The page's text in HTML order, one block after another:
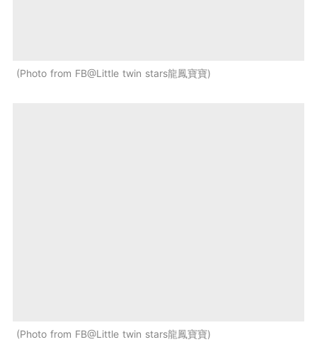
Photo from FB@Little twin stars龍鳳寶寶
Photo from FB@Little twin stars龍鳳寶寶